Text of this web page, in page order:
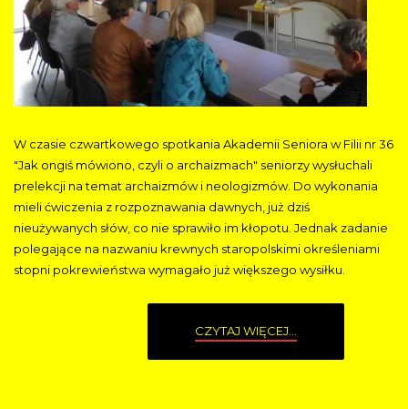
W czasie czwartkowego spotkania Akademii Seniora w Filii nr 36
"Jak ongiś mówiono, czyli o archaizmach" seniorzy wysłuchali
prelekcji na temat archaizmów i neologizmów. Do wykonania
mieli ćwiczenia z rozpoznawania dawnych, już dziś
nieużywanych słów, co nie sprawiło im kłopotu. Jednak zadanie
polegające na nazwaniu krewnych staropolskimi określeniami
stopni pokrewieństwa wymagało już większego wysiłku.
CZYTAJ WIĘCEJ...